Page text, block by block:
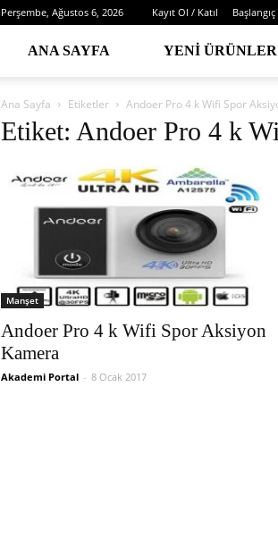
Perşembe, Ağustos 6, 2026 Kayıt Ol / Katıl Başlangıç
ANA SAYFA YENI ÜRÜNLER
Ana Sayfa Etiketler Andoer Pro 4 k Wifi Spor
Etiket: Andoer Pro 4 k
Manşet
Andoer Pro 4 k Wifi Spor Aksiyon
Kamera
Akademi Portal - 8 Ocak 2017